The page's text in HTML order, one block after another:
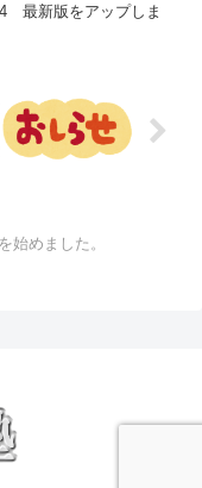
最新版をアップしま
始めました。